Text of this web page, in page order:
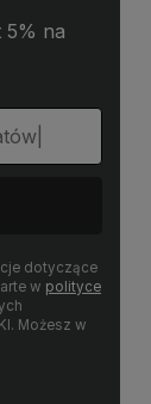
5% na
dotyczące
w polityce
Możesz w